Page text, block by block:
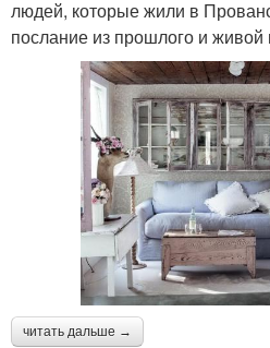
людей, которые жили в
послание из прошлого и живой
читать дальше →